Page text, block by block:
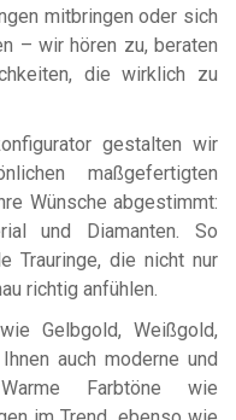
mitbringen oder sich
– wir hören zu, beraten
die wirklich zu
gestalten wir
maßgefertigten
Wünsche abgestimmt:
und Diamanten. So
Trauringe, die nicht nur
richtig anfühlen.
wieGelbgold,Weißgold,
auch moderne und
Farbtöne wie